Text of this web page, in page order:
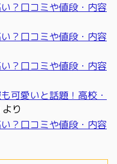
？口コミや値段・内容
？口コミや値段・内容
？口コミや値段・内容
可愛いと話題！高校・
より
？口コミや値段・内容